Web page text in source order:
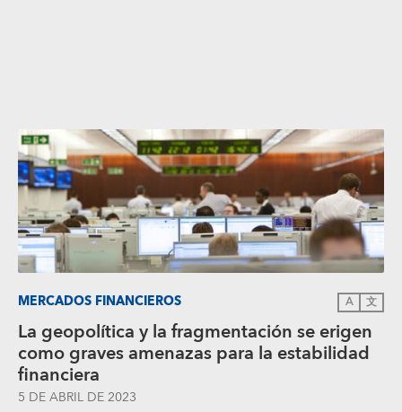
MERCADOS FINANCIEROS A 文
La geopolítica y la fragmentación se erigen
como graves amenazas para la estabilidad
financiera
5 DE ABRIL DE 2023